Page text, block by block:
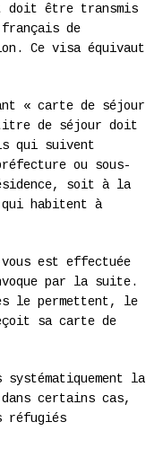
doit être transmis
de
Ce visa équivaut
« carte de séjour
de séjour doit
qui suivent
ou sous-
soit à la
habitent à
vous est effectuée
par la suite.
le permettent, le
sa carte de
la
certains cas,
réfugiés